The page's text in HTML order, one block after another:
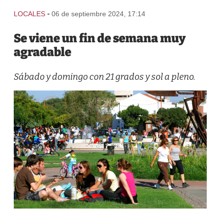
LOCALES - 06 de septiembre 2024, 17:14
Se viene un fin de semana muy
agradable
Sábado y domingo con 21 grados y sol a pleno.